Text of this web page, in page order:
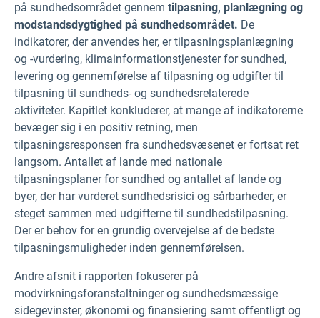
på sundhedsområdet gennem tilpasning, planlægning og
modstandsdygtighed på sundhedsområdet. De
indikatorer, der anvendes her, er tilpasningsplanlægning
og -vurdering, klimainformationstjenester for sundhed,
levering og gennemførelse af tilpasning og udgifter til
tilpasning til sundheds- og sundhedsrelaterede
aktiviteter. Kapitlet konkluderer, at mange af indikatorerne
bevæger sig i en positiv retning, men
tilpasningsresponsen fra sundhedsvæsenet er fortsat ret
langsom. Antallet af lande med nationale
tilpasningsplaner for sundhed og antallet af lande og
byer, der har vurderet sundhedsrisici og sårbarheder, er
steget sammen med udgifterne til sundhedstilpasning.
Der er behov for en grundig overvejelse af de bedste
tilpasningsmuligheder inden gennemførelsen.
Andre afsnit i rapporten fokuserer på
modvirkningsforanstaltninger og sundhedsmæssige
sidegevinster, økonomi og finansiering samt offentligt og